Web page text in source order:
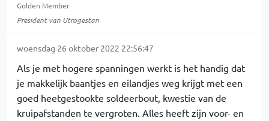
Golden Member
President van Utrogestan
woensdag 26 oktober 2022 22:56:47
Als je met hogere spanningen werkt is het handig dat
je makkelijk baantjes en eilandjes weg krijgt met een
goed heetgestookte soldeerbout, kwestie van de
kruipafstanden te vergroten. Alles heeft zijn voor- en